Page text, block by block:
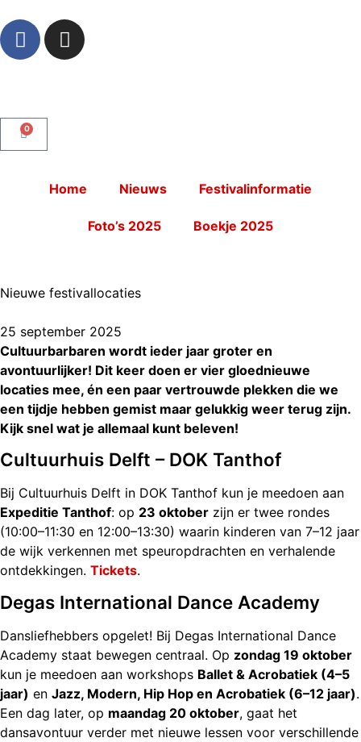
0
Home Nieuws Festivalinformatie
Foto’s 2025 Boekje 2025
Nieuwe festivallocaties
25 september 2025
Cultuurbarbaren wordt ieder jaar groter en
avontuurlijker! Dit keer doen er vier gloednieuwe
locaties mee, én een paar vertrouwde plekken die we
een tijdje hebben gemist maar gelukkig weer terug zijn.
Kijk snel wat je allemaal kunt beleven!
Cultuurhuis Delft – DOK Tanthof
Bij Cultuurhuis Delft in DOK Tanthof kun je meedoen aan
Expeditie Tanthof: op 23 oktober zijn er twee rondes
(10:00–11:30 en 12:00–13:30) waarin kinderen van 7–12 jaar
de wijk verkennen met speuropdrachten en verhalende
ontdekkingen. Tickets.
Degas International Dance Academy
Dansliefhebbers opgelet! Bij Degas International Dance
Academy staat bewegen centraal. Op zondag 19 oktober
kun je meedoen aan workshops Ballet & Acrobatiek (4–5
jaar) en Jazz, Modern, Hip Hop en Acrobatiek (6–12 jaar).
Een dag later, op maandag 20 oktober, gaat het
dansavontuur verder met nieuwe lessen voor verschillende